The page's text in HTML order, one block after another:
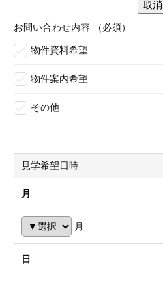
お問い合わせ内容 （必須）
物件資料希望
物件案内希望
その他
見学希望日時
月
月
日